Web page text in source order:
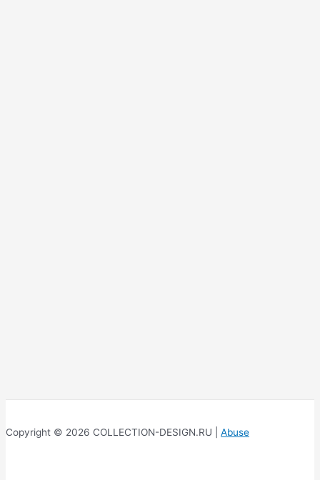
Copyright © 2026 COLLECTION-DESIGN.RU | Abuse